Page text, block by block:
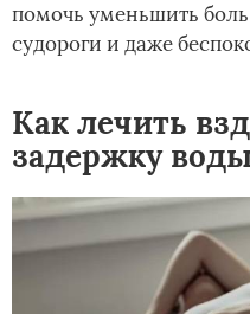
помочь уменьшить
судороги и даже
Как лечить
задержку